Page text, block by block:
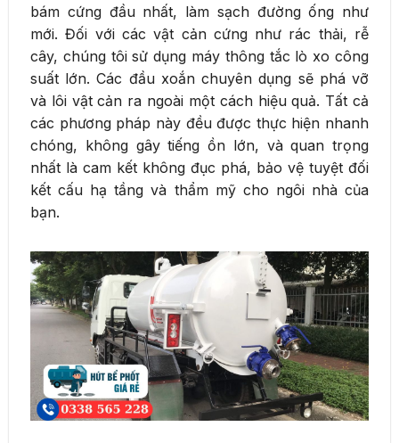
bám cứng đầu nhất, làm sạch đường ống như
mới. Đối với các vật cản cứng như rác thải, rễ
cây, chúng tôi sử dụng máy thông tắc lò xo công
suất lớn. Các đầu xoắn chuyên dụng sẽ phá vỡ
và lôi vật cản ra ngoài một cách hiệu quả. Tất cả
các phương pháp này đều được thực hiện nhanh
chóng, không gây tiếng ồn lớn, và quan trọng
nhất là cam kết không đục phá, bảo vệ tuyệt đối
kết cấu hạ tầng và thẩm mỹ cho ngôi nhà của
bạn.